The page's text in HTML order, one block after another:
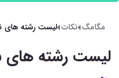
مگامگ نکات لیست رشته های
لیست رشته های